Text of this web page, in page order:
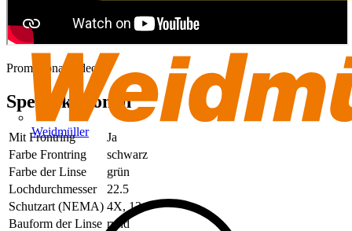
Weidmüller
Promotional video
Spezifikationen
Mit Frontring
Ja
Farbe Frontring
schwarz
Farbe der Linse
grün
Lochdurchmesser
22.5
Schutzart (NEMA) 4X, 13
Bauform der Linse rund